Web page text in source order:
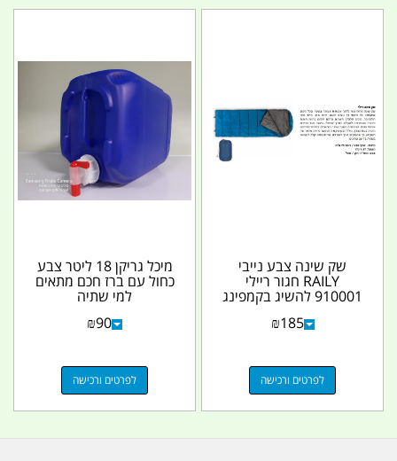
שק שינה צבע נייבי
RAILY חגור ריילי
910001 להשיג בקמפינג
₪185
לפרטים ורכישה
מיכל גריקן 18 ליטר צבע
כחול עם ברז חכם מתאים
למי שתיה
₪90
לפרטים ורכישה